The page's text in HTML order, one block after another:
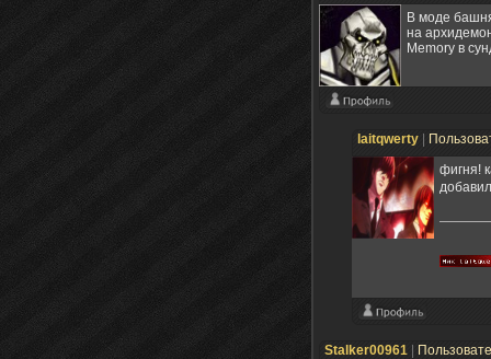
В моде
на
Memory в
laitqwerty
фигня!
Stalker00961